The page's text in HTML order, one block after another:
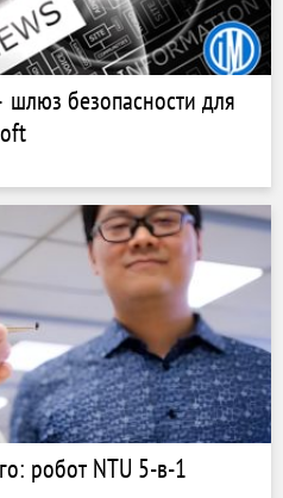
безопасности для
робот NTU 5-в-1